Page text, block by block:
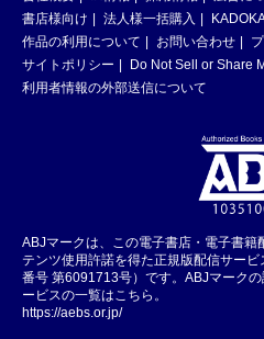
書店様向け
法人様一括購入
作品の利用について
お問い合わせ
サイトポリシー
Do Not Sell or Share
利用者情報の外部送信について
ABJマークは、この電子書店・電子書
テンツ使用許諾を得た正規版配信サー
番号 第6091713号）です。ABJマーク
ービスの一覧はこちら。
https://aebs.or.jp/